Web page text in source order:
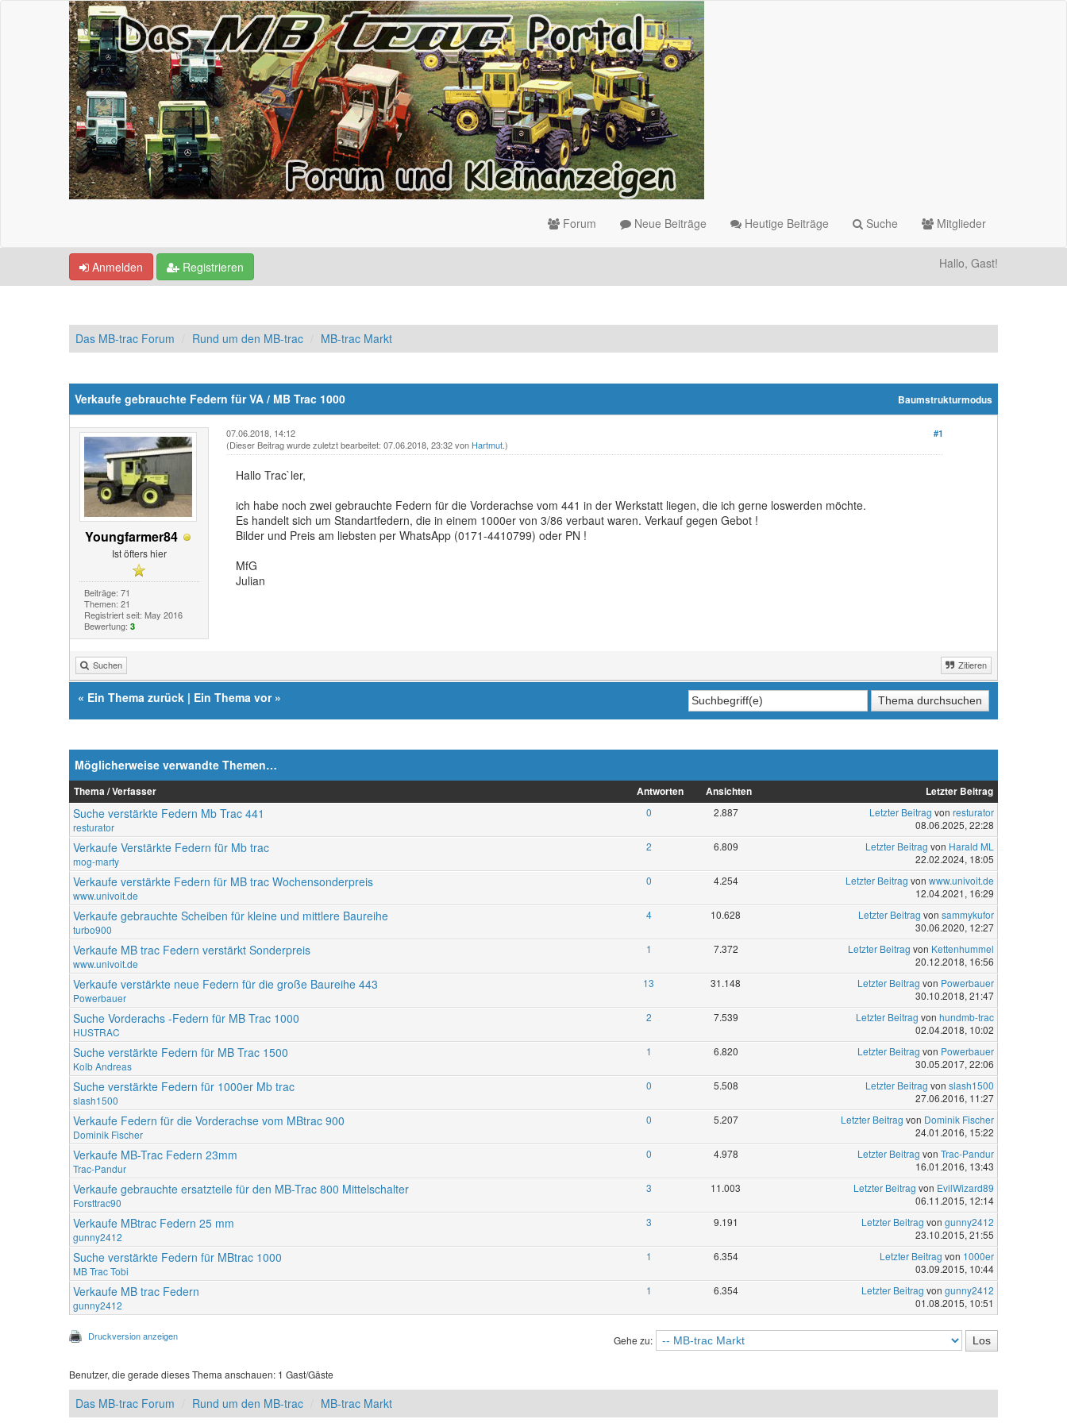
Forum Neue Beiträge Heutige Beiträge Suche Mitglieder
Anmelden Registrieren Hallo, Gast!
Das MB-trac Forum Rund um den MB-trac MB-trac Markt
Baumstrukturmodus
Verkaufe gebrauchte Federn für VA / MB Trac 1000
Youngfarmer84
Ist öfters hier
Beiträge: 71
Themen: 21
Registriert seit: May 2016
Bewertung: 3
#1
07.06.2018, 14:12
(Dieser Beitrag wurde zuletzt bearbeitet: 07.06.2018, 23:32 von Hartmut.)
Hallo Trac`ler,
ich habe noch zwei gebrauchte Federn für die Vorderachse vom 441 in der Werkstatt liegen, die ich gerne loswerden möchte.
Es handelt sich um Standartfedern, die in einem 1000er von 3/86 verbaut waren. Verkauf gegen Gebot !
Bilder und Preis am liebsten per WhatsApp (0171-4410799) oder PN !
MfG
Julian
Suchen Zitieren
« Ein Thema zurück | Ein Thema vor»
Möglicherweise verwandte Themen…
Thema / Verfasser Antworten Ansichten Letzter Beitrag
Suche verstärkte Federn Mb Trac 441
resturator
0 2.887 Letzter Beitrag von resturator
08.06.2025, 22:28
Verkaufe Verstärkte Federn für Mb trac
mog-marty
2 6.809 Letzter Beitrag von Harald ML
22.02.2024, 18:05
Verkaufe verstärkte Federn für MB trac Wochensonderpreis
www.univoit.de
0 4.254 Letzter Beitrag von www.univoit.de
12.04.2021, 16:29
Verkaufe gebrauchte Scheiben für kleine und mittlere Baureihe
turbo900
4 10.628 Letzter Beitrag von sammykufor
30.06.2020, 12:27
Verkaufe MB trac Federn verstärkt Sonderpreis
www.univoit.de
1 7.372 Letzter Beitrag von Kettenhummel
20.12.2018, 16:56
Verkaufe verstärkte neue Federn für die große Baureihe 443
Powerbauer
13 31.148 Letzter Beitrag von Powerbauer
30.10.2018, 21:47
Suche Vorderachs -Federn für MB Trac 1000
HUSTRAC
2 7.539 Letzter Beitrag von hundmb-trac
02.04.2018, 10:02
Suche verstärkte Federn für MB Trac 1500
Kolb Andreas
1 6.820 Letzter Beitrag von Powerbauer
30.05.2017, 22:06
Suche verstärkte Federn für 1000er Mb trac
slash1500
0 5.508 Letzter Beitrag von slash1500
27.06.2016, 11:27
Verkaufe Federn für die Vorderachse vom MBtrac 900
Dominik Fischer
0 5.207 Letzter Beitrag von Dominik Fischer
24.01.2016, 15:22
Verkaufe MB-Trac Federn 23mm
Trac-Pandur
0 4.978 Letzter Beitrag von Trac-Pandur
16.01.2016, 13:43
Verkaufe gebrauchte ersatzteile für den MB-Trac 800 Mittelschalter
Forsttrac90
3 11.003 Letzter Beitrag von EvilWizard89
06.11.2015, 12:14
Verkaufe MBtrac Federn 25 mm
gunny2412
3 9.191 Letzter Beitrag von gunny2412
23.10.2015, 21:55
Suche verstärkte Federn für MBtrac 1000
MB Trac Tobi
1 6.354 Letzter Beitrag von 1000er
03.09.2015, 10:44
Verkaufe MB trac Federn
gunny2412
1 6.354 Letzter Beitrag von gunny2412
01.08.2015, 10:51
Druckversion anzeigen Gehe zu:
Benutzer, die gerade dieses Thema anschauen: 1 Gast/Gäste
Das MB-trac Forum Rund um den MB-trac MB-trac Markt